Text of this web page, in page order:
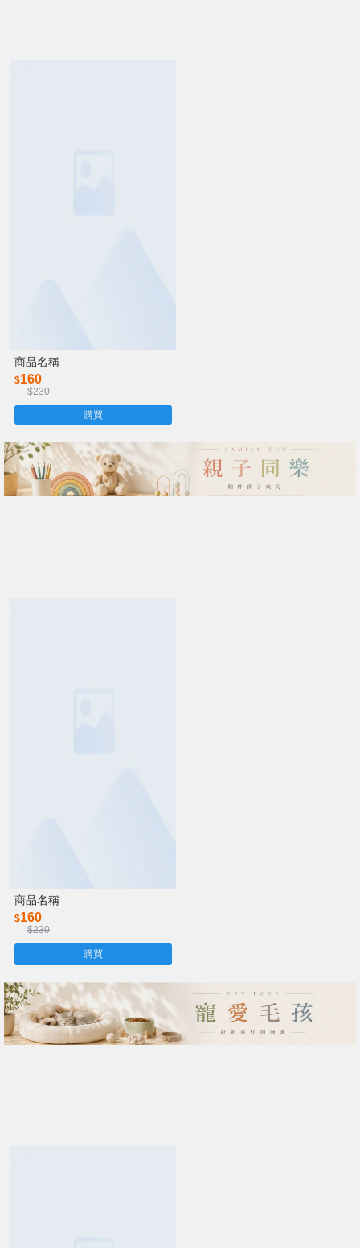
商品名稱
$160
$230
購買
商品名稱
$160
$230
購買